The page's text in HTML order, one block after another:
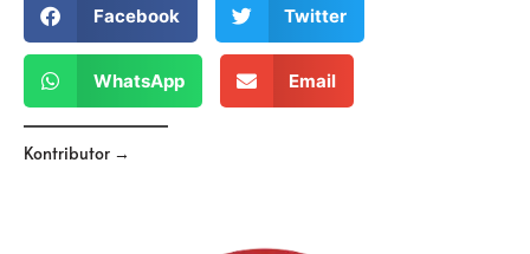
Facebook Twitter
WhatsApp Email
Kontributor →